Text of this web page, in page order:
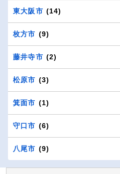
東大阪市 (14)
枚方市 (9)
藤井寺市 (2)
松原市 (3)
箕面市 (1)
守口市 (6)
八尾市 (9)